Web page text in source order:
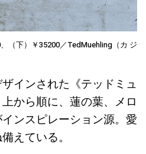
（下）￥35200／TedMuehling（カ ジ
インされた《テッドミュ
から順に、蓮の葉、メロ
ンスピレーション源。愛
えている。